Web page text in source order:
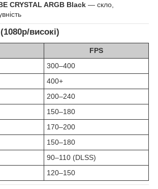
CRYSTAL ARGB Black — скло,
високі)
FPS
300–400
400+
200–240
150–180
170–200
150–180
90–110 (DLSS)
120–150